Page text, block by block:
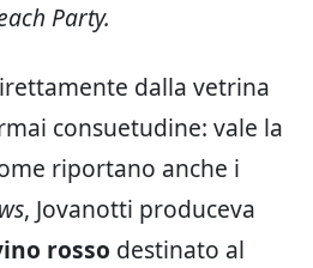
Party.
dalla vetrina
consuetudine: vale la
riportano anche i
, Jovanotti produceva
rosso destinato al